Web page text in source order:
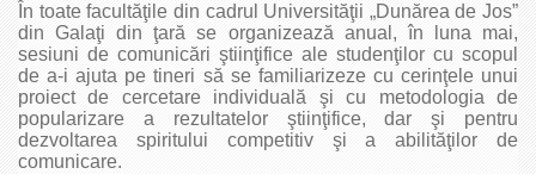
În toate facultăţile din cadrul Universităţii „Dunărea de Jos”
din Galaţi din ţară se organizează anual, în luna mai,
sesiuni de comunicări ştiinţifice ale studenţilor cu scopul
de a-i ajuta pe tineri să se familiarizeze cu cerinţele unui
proiect de cercetare individuală şi cu metodologia de
popularizare a rezultatelor ştiinţifice, dar şi pentru
dezvoltarea spiritului competitiv şi a abilităţilor de
comunicare.